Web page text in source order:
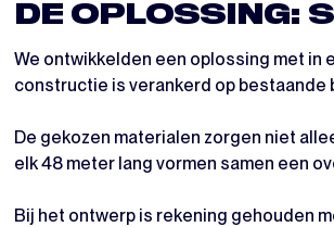
DE OPLOSSING:
We ontwikkelden een oplossing met
constructie is verankerd op
De gekozen materialen zorgen niet
elk 48 meter lang vormen samen een
Bij het ontwerp is rekening gehouden